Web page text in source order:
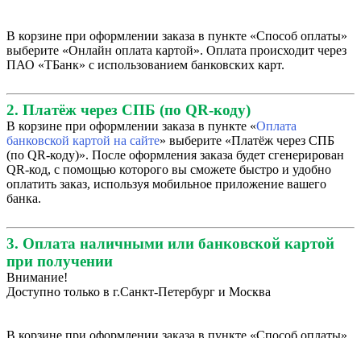
В корзине при оформлении заказа в пункте «Способ оплаты»
выберите «Онлайн оплата картой». Оплата происходит через
ПАО «ТБанк» с использованием банковских карт.
2. Платёж через СПБ (по QR-коду)
В корзине при оформлении заказа в пункте «Оплата
банковской картой на сайте» выберите «Платёж через СПБ
(по QR-коду)». После оформления заказа будет сгенерирован
QR-код, с помощью которого вы сможете быстро и удобно
оплатить заказ, используя мобильное приложение вашего
банка.
3. Оплата наличными или банковской картой
при получении
Внимание!
Доступно только в г.Санкт-Петербург и Москва
В корзине при оформлении заказа в пункте «Способ оплаты»